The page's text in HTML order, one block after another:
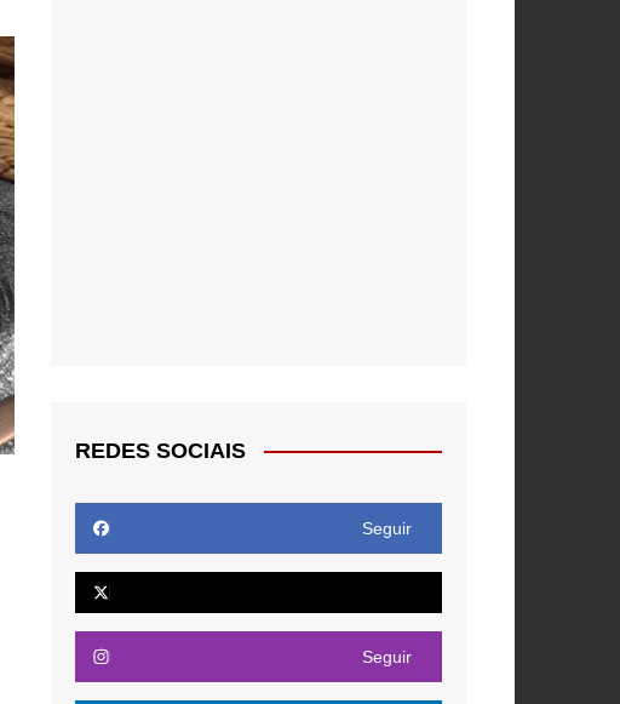
REDES SOCIAIS
Seguir
Seguir